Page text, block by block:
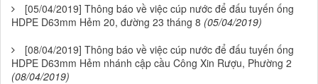
[05/04/2019] Thông báo về việc cúp nước để đấu tuyến ống
HDPE D63mm Hẻm 20, đường 23 tháng 8 (05/04/2019)
[08/04/2019] Thông báo về việc cúp nước để đấu tuyến ống
HDPE D63mm Hẻm nhánh cập cầu Công Xin Rượu, Phường 2
(08/04/2019)